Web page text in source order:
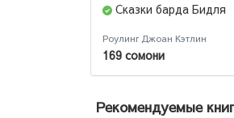
Сказки барда Бидля
Роулинг Джоан Кэтлин
169 сомони
Рекомендуемые